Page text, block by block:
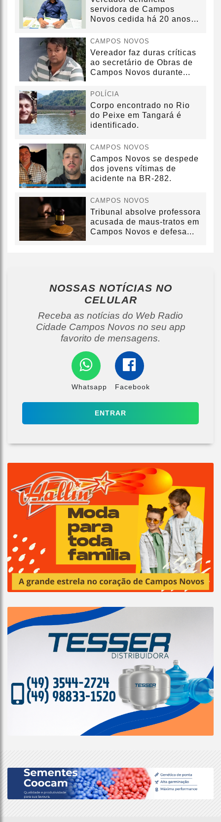
servidora de Campos
Novos cedida há 20 anos
CAMPOS NOVOS
Vereador faz duras críticas
ao secretário de Obras de
Campos Novos durante...
POLÍCIA
Corpo encontrado no Rio
do Peixe em Tangará é
identificado.
CAMPOS NOVOS
Campos Novos se despede
dos jovens vítimas de
acidente na BR-282.
CAMPOS NOVOS
Tribunal absolve professora
acusada de maus-tratos em
Campos Novos e defesa...
NOSSAS NOTÍCIAS NO
CELULAR
Receba as notícias do Web Radio
Cidade Campos Novos no seu app
favorito de mensagens.
Whatsapp Facebook
ENTRAR